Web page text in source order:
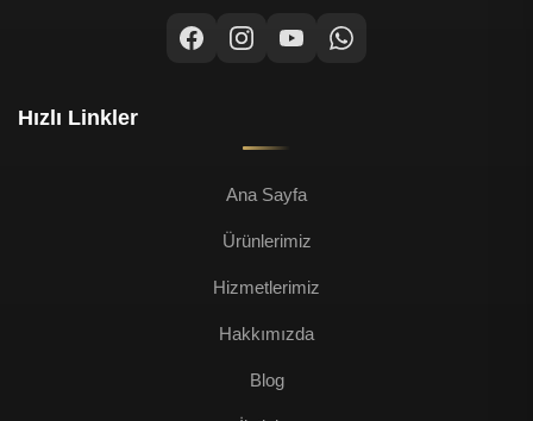
Hızlı Linkler
Ana Sayfa
Ürünlerimiz
Hizmetlerimiz
Hakkımızda
Blog